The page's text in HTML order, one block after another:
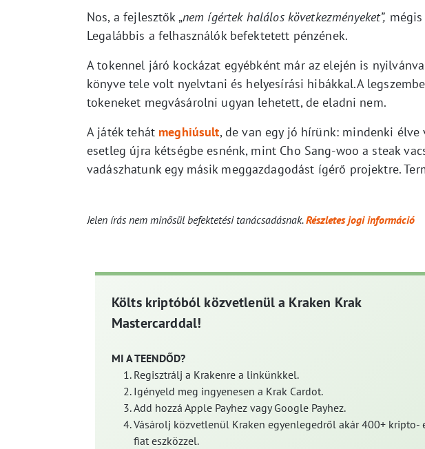
Nos, a fejlesztők „nem ígértek halálos következményeket”,
Legalábbis a felhasználók befektetett pénzének.
A tokennel járó kockázat egyébként már az elején is
könyve tele volt nyelvtani és helyesírási hibákkal.A
tokeneket megvásárolni ugyan lehetett, de eladni nem.
A játék tehátmeghiúsult, de van egy jó hírünk: mindenki
esetleg újra kétségbe esnénk, mint Cho Sang-woo a steak
vadászhatunk egy másik meggazdagodást ígérő projektre.
Jelen írás nem minősül befektetési tanácsadásnak.Részletes jogi információ
Költs kriptóból közvetlenül a Kraken Krak
Mastercarddal!
MI A TEENDŐD?
Regisztrálj a Krakenre a linkünkkel.
Igényeld meg ingyenesen a Krak Cardot.
Add hozzá Apple Payhez vagy Google Payhez.
Vásárolj közvetlenül Kraken egyenlegedről akár 400+ kripto-
fiat eszközzel.